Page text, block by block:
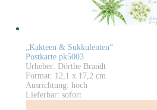
„Kakteen & Sukkulenten“
Postkarte pk5003
Urheber: Dörthe Brandt
Format: 12,1 x 17,2 cm
Ausrichtung: hoch
Lieferbar: sofort